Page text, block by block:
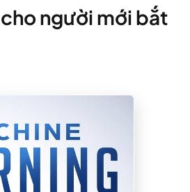
người mới bắt